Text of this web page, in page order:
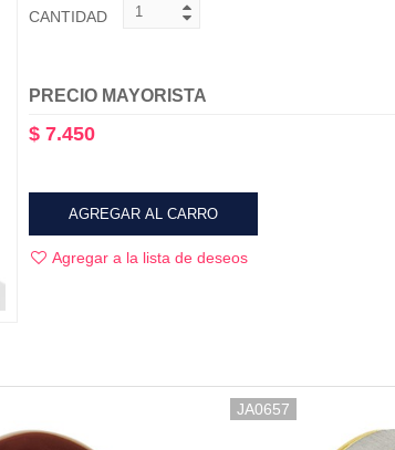
CANTIDAD
PRECIO MAYORISTA
$ 7.450
AGREGAR AL CARRO
Agregar a la lista de deseos
JA0657